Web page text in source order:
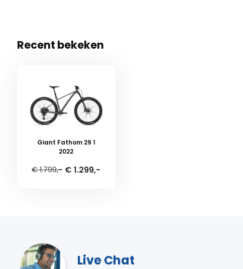
Recent bekeken
Giant Fathom 29 1
2022
€ 1.799,- € 1.299,-
Live Chat